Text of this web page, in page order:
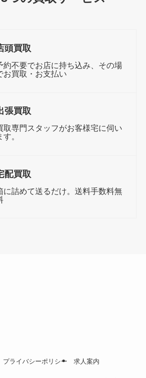
頭買取
約不要でお店に持ち込み、その場
お買取・お支払い
張買取
取専門スタッフがお客様宅に伺い
す。
配買取
に詰めて送るだけ。送料手数料無
プライバシーポリシー 求人案内